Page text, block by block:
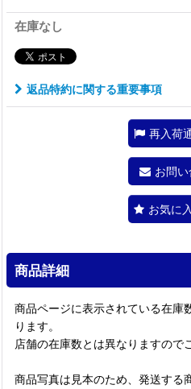
在庫なし
返品特約に関する重要事項
再入荷
お問
お気に
商品詳細
商品ページに表示されている在庫
ります。
店舗の在庫数とは異なりますので
商品写真は見本のため、発送する